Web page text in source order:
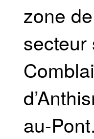
zone
secteur
au-Pont.